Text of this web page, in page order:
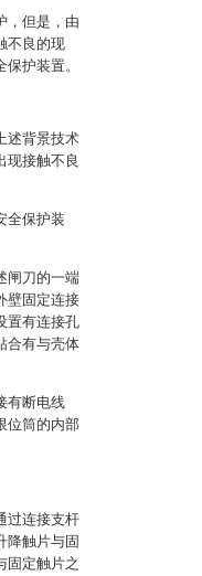
，但是，由
不良的现
护装置。
述背景技术
现接触不良
全保护装
闸刀的一端
壁固定连接
置有连接孔
合有与壳体
有断电线
位筒的内部
过连接支杆
降触片与固
固定触片之